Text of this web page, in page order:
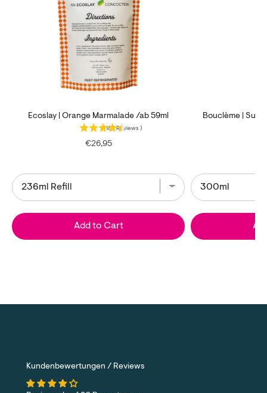
Ecoslay | Orange Marmalade /ab 59ml
185 Reviews )
Price
€26,95
Add to Cart
Bouclème |
Kundenbewertungen / Reviews